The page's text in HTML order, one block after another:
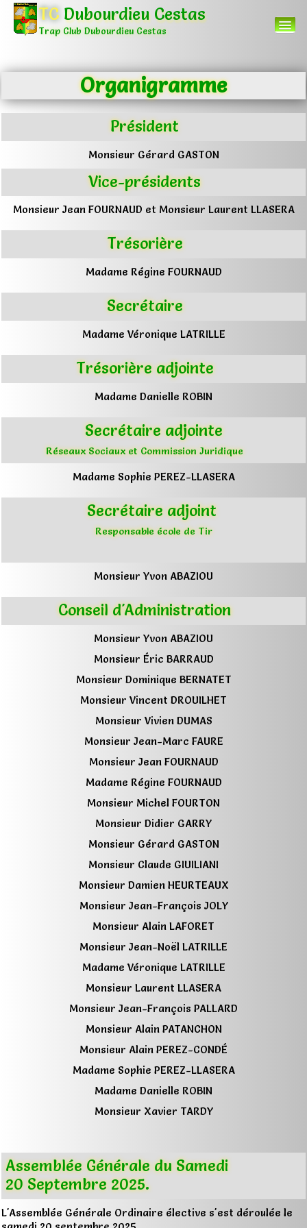
TC Dubourdieu Cestas
Trap Club Dubourdieu Cestas
Menu
Organigramme
Président
Monsieur Gérard GASTON
Vice-présidents
Monsieur Jean FOURNAUD et Monsieur Laurent LLASERA
Trésorière
Madame Régine FOURNAUD
Secrétaire
Madame Véronique LATRILLE
Trésorière adjointe
Madame Danielle ROBIN
Secrétaire adjointe
Réseaux Sociaux et Commission Juridique
Madame Sophie PEREZ-LLASERA
Secrétaire adjoint
Responsable école de Tir
Monsieur Yvon ABAZIOU
Conseil d'Administration
Monsieur Yvon ABAZIOU
Monsieur Éric BARRAUD
Monsieur Dominique BERNATET
Monsieur Vincent DROUILHET
Monsieur Vivien DUMAS
Monsieur Jean-Marc FAURE
Monsieur Jean FOURNAUD
Madame Régine FOURNAUD
Monsieur Michel FOURTON
Monsieur Didier GARRY
Monsieur Gérard GASTON
Monsieur Claude GIUILIANI
Monsieur Damien HEURTEAUX
Monsieur Jean-François JOLY
Monsieur Alain LAFORET
Monsieur Jean-Noël LATRILLE
Madame Véronique LATRILLE
Monsieur Laurent LLASERA
Monsieur Jean-François PALLARD
Monsieur Alain PATANCHON
Monsieur Alain PEREZ-CONDÉ
Madame Sophie PEREZ-LLASERA
Madame Danielle ROBIN
Monsieur Xavier TARDY
Assemblée Générale du Samedi
20 Septembre 2025.
L'Assemblée Générale Ordinaire élective s'est déroulée le